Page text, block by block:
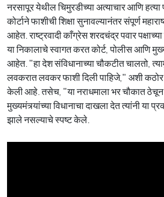
नरसापूर येथील चिमुरडीच्या अत्याचार आणि
कोर्टाने फाशीची शिक्षा सुनावल्यानंतर संपूर्ण
आहेत. राष्ट्रवादी काँग्रेस शरदचंद्र पवार
या निकालाचे स्वागत करत कोर्ट, पोलीस आणि
आहेत. "हा देश संविधानाच्या चौकटीत चालतो,
लवकरात लवकर फाशी दिली पाहिजे," अशी कठोर
केली आहे. तसेच, "या नराधमाला भर चौकात
मुख्यमंत्र्यांच्या विधानाचा दाखला देत त्यांनी या
झाले नसल्याचे स्पष्ट केले.